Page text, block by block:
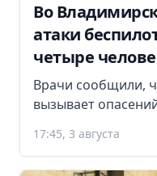
Во
атаки
четыре
Врачи сообщили,
вызывает
17:45, 3 августа